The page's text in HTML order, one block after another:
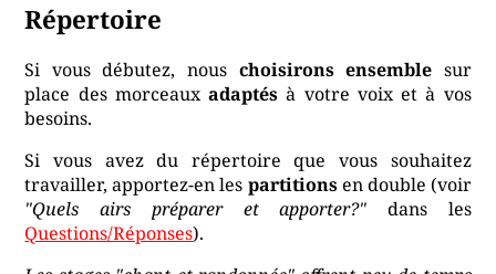
Répertoire
Si vous débutez, nous choisirons ensemble sur
place des morceauxadaptés à votre voix et à vos
besoins.
Si vous avez du répertoire que vous souhaitez
travailler, apportez-en les partitionsen double (voir
"Quels airs préparer et apporter?" dans les
Questions/Réponses).